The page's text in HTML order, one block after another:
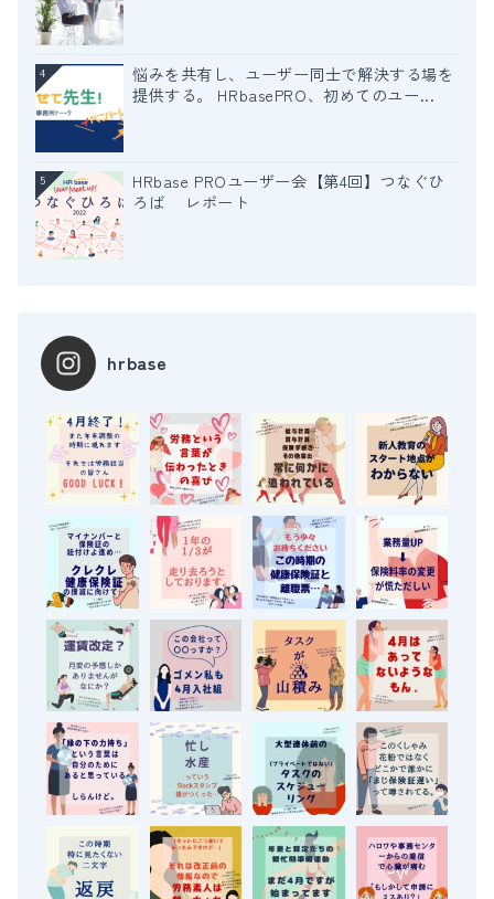
4
悩みを共有し、ユーザー同士で解決する場を
提供する。 HRbasePRO、初めてのユー...
5
HRbase PROユーザー会【第4回】つなぐひ
ろば レポート
hrbase